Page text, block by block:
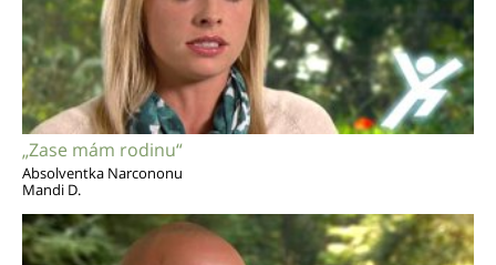
„Zase mám rodinu“
Absolventka Narcononu
Mandi D.